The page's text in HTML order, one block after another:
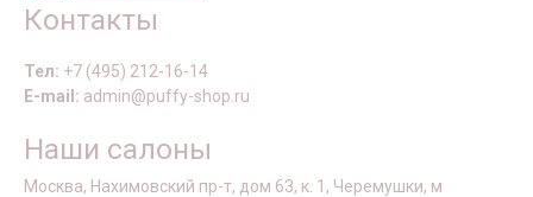
Контакты
Тел: +7 (495) 212-16-14
E-mail: admin@puffy-shop.ru
Наши салоны
Москва, Нахимовский пр-т, дом 63, к. 1, Черемушки, м